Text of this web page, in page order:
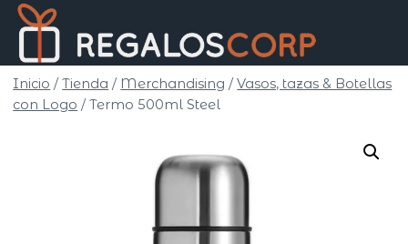
Saltar
contenido
Inicio / Tienda / Merchandising / Vasos, tazas & Botellas
con Logo / Termo 500ml Steel